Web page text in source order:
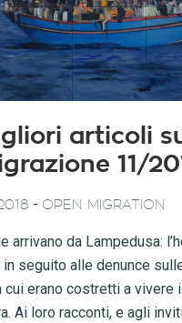
articoli
11/
- OPEN MIGRATION
arrivano da Lampedusa:
seguito alle denunce
cui erano costretti a vivere
Ai loro racconti, e agli